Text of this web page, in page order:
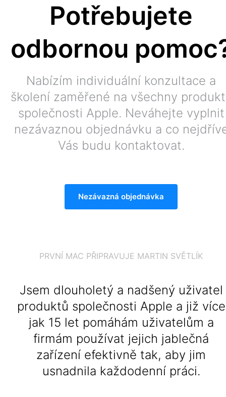
Potřebujete
odbornou
Nabízím individuální konzultace a
školení zaměřené na všechny
společnosti Apple. Neváhejte vyplnit
nezávaznou objednávku a co
Vás budu kontaktovat.
Nezávazná objednávka
PRVNÍ MAC PŘIPRAVUJE MARTIN SVĚTLÍK
Jsem dlouholetý a nadšený uživatel
produktů společnosti Apple a již více
jak 15 let pomáhám uživatelům a
firmám používat jejich jablečná
zařízení efektivně tak, aby jim
usnadnila každodenní práci.